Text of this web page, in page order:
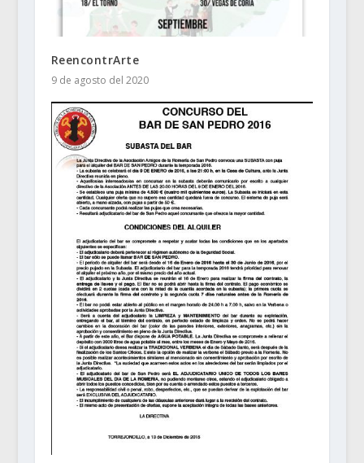
ReencontrArte
9 de agosto del 2020